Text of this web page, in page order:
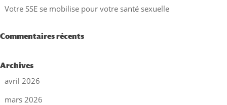
Votre SSE se mobilise pour votre santé sexuelle
Commentaires récents
Archives
avril 2026
mars 2026